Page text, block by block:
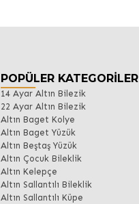
POPÜLER KATEGORILER
14 Ayar Altın Bilezik
22 Ayar Altın Bilezik
Altın Baget Kolye
Altın Baget Yüzük
Altın Beştaş Yüzük
Altın Çocuk Bileklik
Altın Kelepçe
Altın Sallantılı Bileklik
Altın Sallantılı Küpe